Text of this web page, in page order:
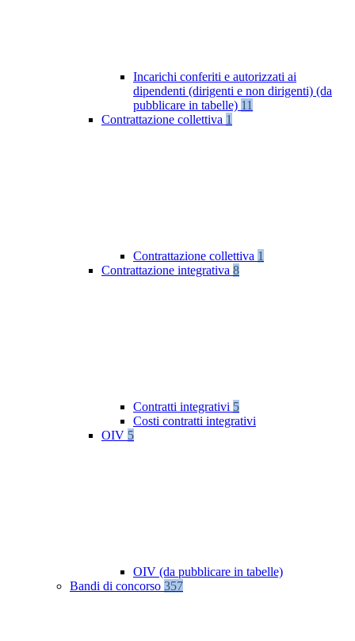
Incarichi conferiti e autorizzati ai
dipendenti (dirigenti e non dirigenti) (da
pubblicare in tabelle) 11
Contrattazione collettiva 1
Contrattazione collettiva 1
Contrattazione integrativa 8
Contratti integrativi 5
Costi contratti integrativi
OIV 5
OIV (da pubblicare in tabelle)
Bandi di concorso 357